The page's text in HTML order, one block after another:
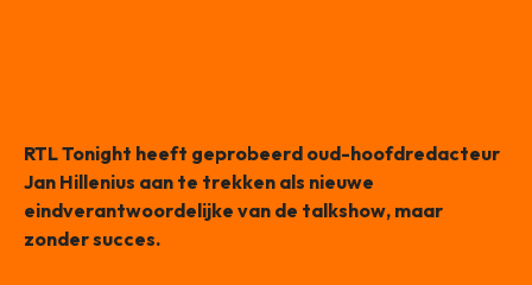
RTL Tonight heeft geprobeerd oud-hoofdredacteur
Jan Hillenius aan te trekken als nieuwe
eindverantwoordelijke van de talkshow, maar
zonder succes.